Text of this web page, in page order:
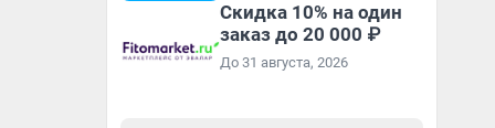
Скидка 10% на один
заказ до 20 000 ₽
До 31 августа, 2026